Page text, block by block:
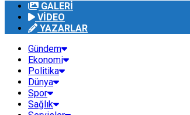
GALERİ
VİDEO
YAZARLAR
Gündem
Ekonomi
Politika
Dünya
Spor
Sağlık